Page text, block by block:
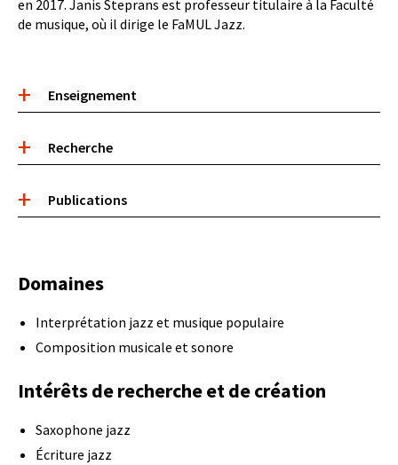
en 2017. Janis Steprans est professeur titulaire à la Faculté
de musique, où il dirige le FaMUL Jazz.
Accordéon
de
Enseignement
Recherche
Publications
Domaines
Interprétation jazz et musique populaire
Composition musicale et sonore
Intérêts de recherche et de création
Saxophone jazz
Écriture jazz